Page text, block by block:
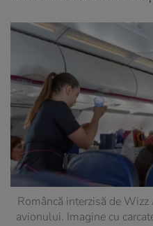
Româncă interzisă de
avionului. Imagine cu